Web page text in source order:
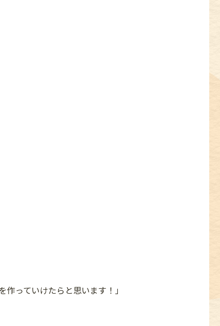
っていけたらと思います！」